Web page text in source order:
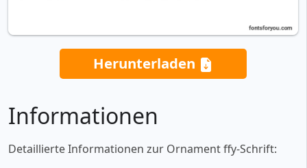
Herunterladen
Informationen
Detaillierte Informationen zur Ornament ffy-Schrift: